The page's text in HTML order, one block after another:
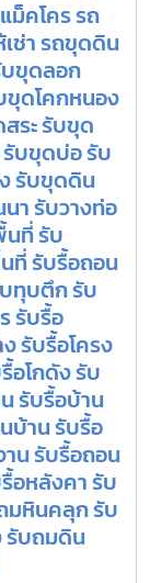
ม็คโคร รถ
เช่า รถขุดดิน
ขุดลอก
ขุดโคกหนอง
ระ รับขุด
บขุดบ่อ รับ
รับขุดดิน
า รับวางท่อ
ที่ รับ
ที่ รับรื้อถอน
ทุบตึก รับ
รับรื้อ
รับรื้อโครง
อโกดัง รับ
รับรื้อบ้าน
บ้าน รับรื้อ
าน รับรื้อถอน
อหลังคา รับ
มหินคลุก รับ
รับถมดิน